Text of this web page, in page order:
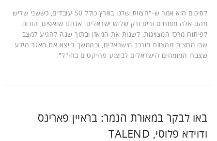
לסיכום הוא אמר ש-"הצוות שלנו בארץ כולל 50 עובדים, כששני שליש
מהם אלה מומחים זרים ורק שליש ישראלים. אנחנו שואפים, הודות
לפיתוח מרכז המצוינות, לשנות את המאזן ובתוך שנה להגיע למצב
שבו מחצית מהצוות מורכב מישראלים, ובהמשך לייצא את מאגר הידע
שצברו המומחים הישראלים לביצוע פרויקטים בחו"ל".
באו לבקר במאורת הנמר: בראיין פארינס
ודוידא פלוסי, TALEND